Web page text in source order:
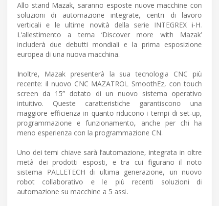
Allo stand Mazak, saranno esposte nuove macchine con
soluzioni di automazione integrate, centri di lavoro
verticali e le ultime novità della serie INTEGREX i-H.
L’allestimento a tema ‘Discover more with Mazak’
includerà due debutti mondiali e la prima esposizione
europea di una nuova macchina.
Inoltre, Mazak presenterà la sua tecnologia CNC più
recente: il nuovo CNC MAZATROL SmoothEz, con touch
screen da 15” dotato di un nuovo sistema operativo
intuitivo. Queste caratteristiche garantiscono una
maggiore efficienza in quanto riducono i tempi di set-up,
programmazione e funzionamento, anche per chi ha
meno esperienza con la programmazione CN.
Uno dei temi chiave sarà l’automazione, integrata in oltre
metà dei prodotti esposti, e tra cui figurano il noto
sistema PALLETECH di ultima generazione, un nuovo
robot collaborativo e le più recenti soluzioni di
automazione su macchine a 5 assi.